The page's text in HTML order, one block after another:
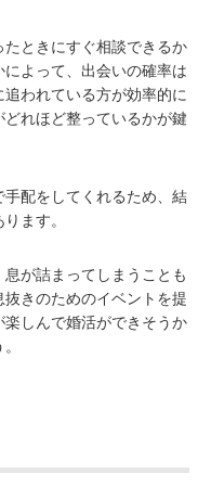
ときにすぐ相談できるか
よって、出会いの確率は
われている方が効率的に
れほど整っているかが鍵
配をしてくれるため、結
ます。
が詰まってしまうことも
きのためのイベントを提
しんで婚活ができそうか